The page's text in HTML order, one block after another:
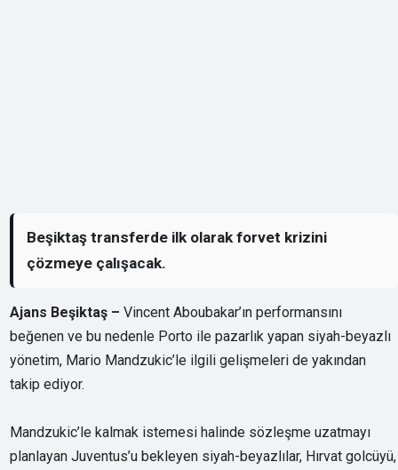
Beşiktaş transferde ilk olarak forvet krizini
çözmeye çalışacak.
Ajans Beşiktaş – Vincent Aboubakar’ın performansını
beğenen ve bu nedenle Porto ile pazarlık yapan siyah-beyazlı
yönetim, Mario Mandzukic’le ilgili gelişmeleri de yakından
takip ediyor.
Mandzukic’le kalmak istemesi halinde sözleşme uzatmayı
planlayan Juventus’u bekleyen siyah-beyazlılar, Hırvat golcüyü,